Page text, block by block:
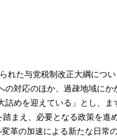
れた与党税制改正大綱につい
の対応のほか、過疎地域にか
詰めを迎えている」とし、ま
まえ、必要となる政策を進
革の加速による新たな日常